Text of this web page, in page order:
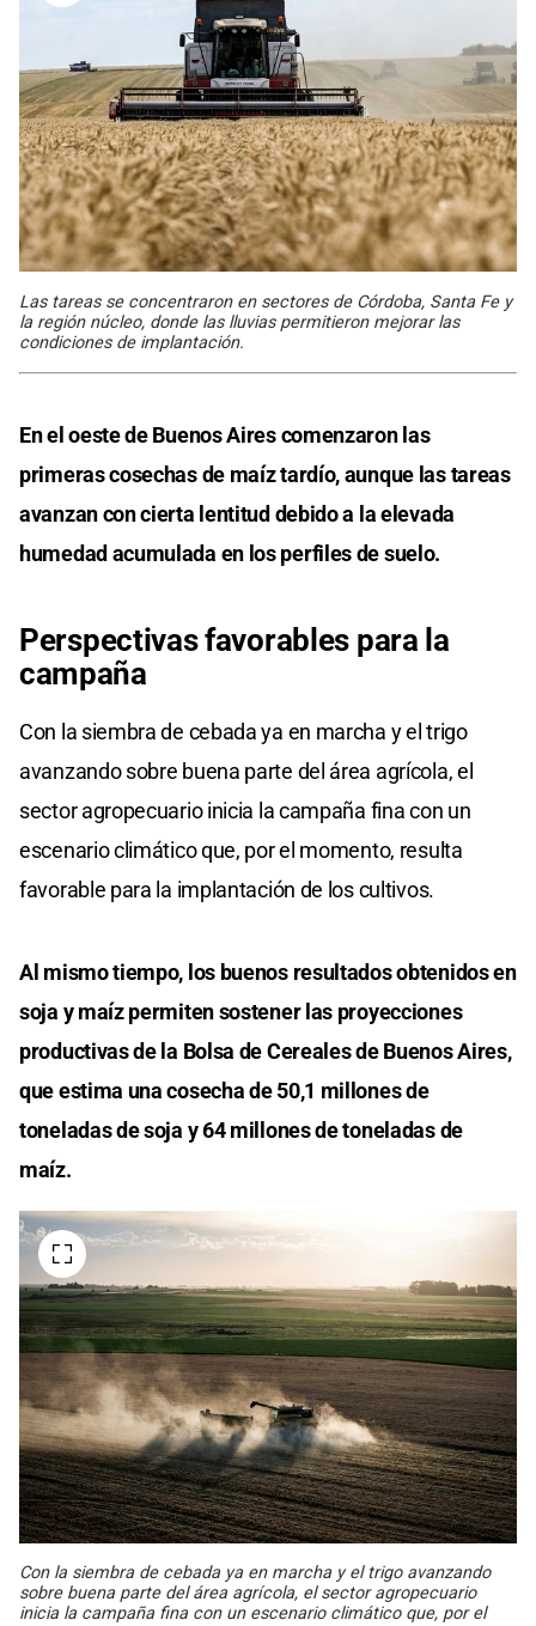
Las tareas se concentraron en sectores de Córdoba, Santa Fe y
la región núcleo, donde las lluvias permitieron mejorar las
condiciones de implantación.
En el oeste de Buenos Aires comenzaron las
primeras cosechas de maíz tardío, aunque las tareas
avanzan con cierta lentitud debido a la elevada
humedad acumulada en los perfiles de suelo.
Perspectivas favorables para la
campaña
Con la siembra de cebada ya en marcha y el trigo
avanzando sobre buena parte del área agrícola, el
sector agropecuario inicia la campaña fina con un
escenario climático que, por el momento, resulta
favorable para la implantación de los cultivos.
Al mismo tiempo, los buenos resultados obtenidos en
soja y maíz permiten sostener las proyecciones
productivas de la Bolsa de Cereales de Buenos Aires,
que estima una cosecha de 50,1 millones de
toneladas de soja y 64 millones de toneladas de
maíz.
Con la siembra de cebada ya en marcha y el trigo avanzando
sobre buena parte del área agrícola, el sector agropecuario
inicia la campaña fina con un escenario climático que, por el